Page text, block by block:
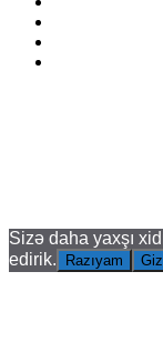
Sizə daha yaxşı
edirik.
Razıyam